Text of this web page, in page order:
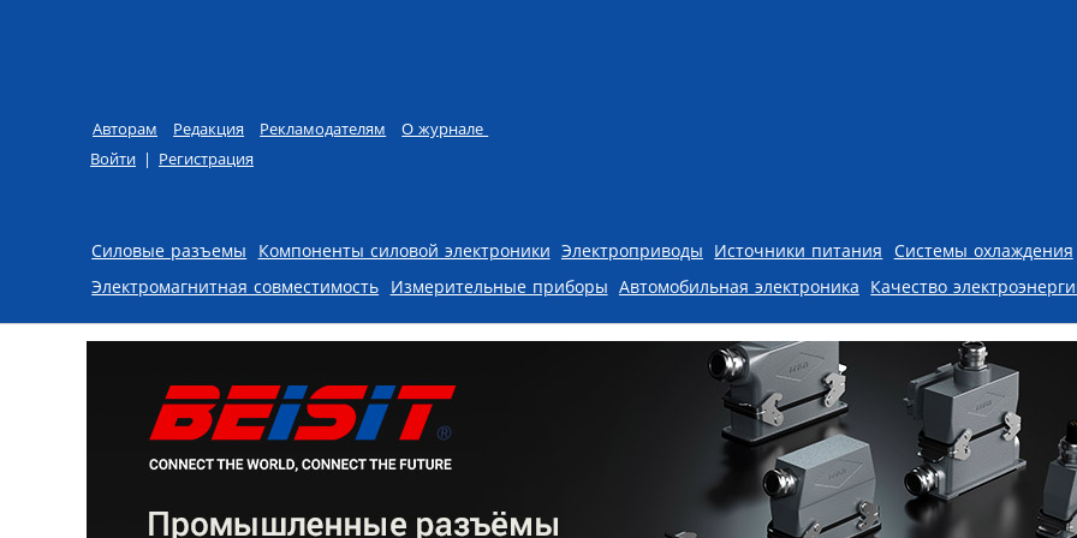
Авторам Редакция Рекламодателям
О журнале
Войти | Регистрация
Skip to content
Силовые разъемы Компоненты силовой электроники Электроприводы Источники питания Системы охлаждения
Электромагнитная совместимость Измерительные приборы Автомобильная электроника Качество